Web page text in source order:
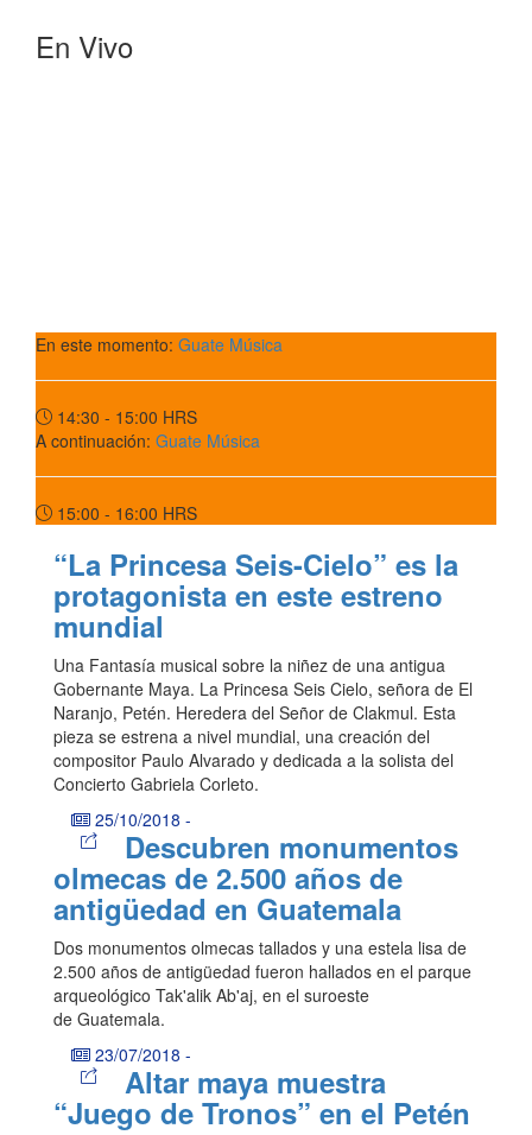
En Vivo
En este momento: Guate Música
14:30 - 15:00 HRS
A continuación: Guate Música
15:00 - 16:00 HRS
“La Princesa Seis-Cielo” es la
protagonista en este estreno
mundial
Una Fantasía musical sobre la niñez de una antigua
Gobernante Maya. La Princesa Seis Cielo, señora de El
Naranjo, Petén. Heredera del Señor de Clakmul. Esta
pieza se estrena a nivel mundial, una creación del
compositor Paulo Alvarado y dedicada a la solista del
Concierto Gabriela Corleto.
25/10/2018 -
Descubren monumentos
olmecas de 2.500 años de
antigüedad en Guatemala
Dos monumentos olmecas tallados y una estela lisa de
2.500 años de antigüedad fueron hallados en el parque
arqueológico Tak'alik Ab'aj, en el suroeste
de Guatemala.
23/07/2018 -
Altar maya muestra
“Juego de Tronos” en el Petén